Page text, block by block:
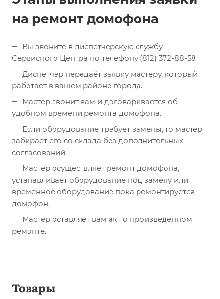
на ремонт домофона
Вы звоните в диспетчерскую службу
Сервисного Центра по телефону (812) 372-88-58
Диспетчер передаёт заявку мастеру, который
работает в вашем районе города.
Мастер звонит вам и договаривается об
удобном времени ремонта домофона.
Если оборудование требует замены, то мастер
забирает его со склада без дополнительных
согласований.
Мастер осуществляет ремонт домофона,
устанавливает оборудование под замену или
временное оборудование пока ремонтируется
домофон.
Мастер оставляет вам акт о произведенном
ремонте.
Товары